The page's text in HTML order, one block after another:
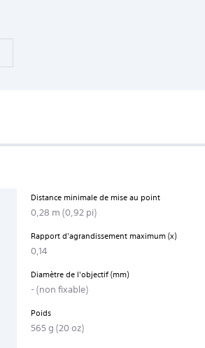
Distance minimale de mise au point
0,28 m (0,92 pi)
Rapport d'agrandissement maximum (x)
0,14
Diamètre de l'objectif (mm)
- (non fixable)
Poids
565 g (20 oz)